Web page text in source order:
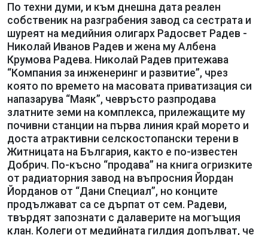
По техни думи, и към днешна дата реален
собственик на разграбения завод са сестрата и
шуреят на медийния олигарх Радосвет Радев -
Николай Иванов Радев и жена му Албена
Крумова Радева. Николай Радев притежава
“Компания за инженеринг и развитие”, чрез
която по времето на масовата приватизация си
напазарува “Маяк”, чевръсто разпродава
златните земи на комплекса, прилежащите му
почивни станции на първа линия край морето и
доста атрактивни селскостопански терени в
Житницата на България, както е по-известен
Добрич. По-късно “продава” на книга огризките
от радиаторния завод на въпросния Йордан
Йорданов от “Дани Специал”, но конците
продължават са се дърпат от сем. Радеви,
твърдят запознати с далаверите на могъщия
клан. Колеги от медийната гилдия допълват, че